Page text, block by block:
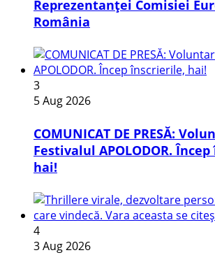
Reprezentanței Comisiei
România
3
5 Aug 2026
COMUNICAT DE PRESĂ:
Festivalul APOLODOR.
hai!
4
3 Aug 2026